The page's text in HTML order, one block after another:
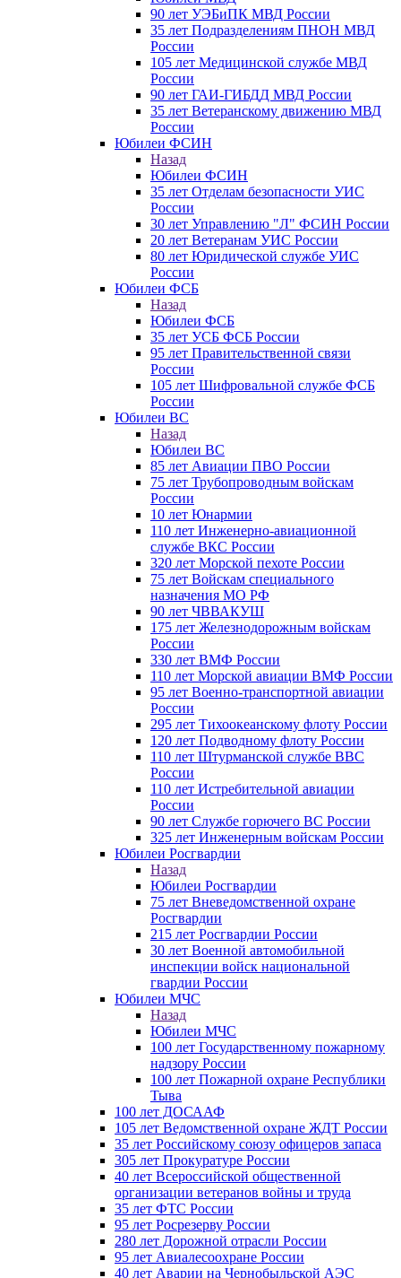
90 лет УЭБиПК МВД России
35 лет Подразделениям ПНОН МВД
России
105 лет Медицинской службе МВД
России
90 лет ГАИ-ГИБДД МВД России
35 лет Ветеранскому движению МВД
России
Юбилеи ФСИН
Назад
Юбилеи ФСИН
35 лет Отделам безопасности УИС
России
30 лет Управлению "Л" ФСИН России
20 лет Ветеранам УИС России
80 лет Юридической службе УИС
России
Юбилеи ФСБ
Назад
Юбилеи ФСБ
35 лет УСБ ФСБ России
95 лет Правительственной связи
России
105 лет Шифровальной службе ФСБ
России
Юбилеи ВС
Назад
Юбилеи ВС
85 лет Авиации ПВО России
75 лет Трубопроводным войскам
России
10 лет Юнармии
110 лет Инженерно-авиационной
службе ВКС России
320 лет Морской пехоте России
75 лет Войскам специального
назначения МО РФ
90 лет ЧВВАКУШ
175 лет Железнодорожным войскам
России
330 лет ВМФ России
110 лет Морской авиации ВМФ России
95 лет Военно-транспортной авиации
России
295 лет Тихоокеанскому флоту России
120 лет Подводному флоту России
110 лет Штурманской службе ВВС
России
110 лет Истребительной авиации
России
90 лет Службе горючего ВС России
325 лет Инженерным войскам России
Юбилеи Росгвардии
Назад
Юбилеи Росгвардии
75 лет Вневедомственной охране
Росгвардии
215 лет Росгвардии России
30 лет Военной автомобильной
инспекции войск национальной
гвардии России
Юбилеи МЧС
Назад
Юбилеи МЧС
100 лет Государственному пожарному
надзору России
100 лет Пожарной охране Республики
Тыва
100 лет ДОСААФ
105 лет Ведомственной охране ЖДТ России
35 лет Российскому союзу офицеров запаса
305 лет Прокуратуре России
40 лет Всероссийской общественной
организации ветеранов войны и труда
35 лет ФТС России
95 лет Росрезерву России
280 лет Дорожной отрасли России
95 лет Авиалесоохране России
40 лет Аварии на Чернобыльской АЭС